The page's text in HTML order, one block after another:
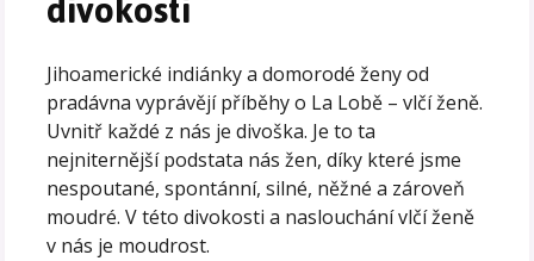
Jihoamerické indiánky a domorodé ženy od
pradávna vyprávějí příběhy o La Lobě – vlčí ženě.
Uvnitř každé z nás je divoška. Je to ta
nejniternější podstata nás žen, díky které jsme
nespoutané, spontánní, silné, něžné a zároveň
moudré. V této divokosti a naslouchání vlčí ženě
v nás je moudrost.